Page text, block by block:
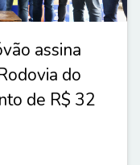
assina
do
de R$ 32